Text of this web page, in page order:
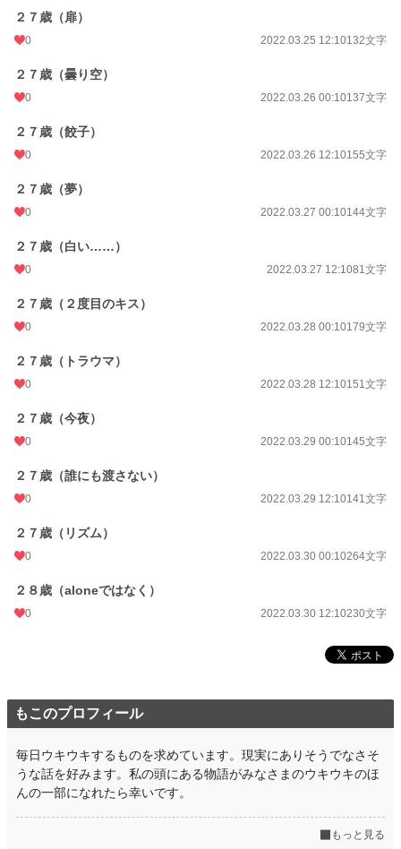
２７歳（扉）
0 2022.03.25 12:10132文字
２７歳（曇り空）
0 2022.03.26 00:10137文字
２７歳（餃子）
0 2022.03.26 12:10155文字
２７歳（夢）
0 2022.03.27 00:10144文字
２７歳（白い……）
0 2022.03.27 12:1081文字
２７歳（２度目のキス）
0 2022.03.28 00:10179文字
２７歳（トラウマ）
0 2022.03.28 12:10151文字
２７歳（今夜）
0 2022.03.29 00:10145文字
２７歳（誰にも渡さない）
0 2022.03.29 12:10141文字
２７歳（リズム）
0 2022.03.30 00:10264文字
２８歳（aloneではなく）
0 2022.03.30 12:10230文字
もこのプロフィール
毎日ウキウキするものを求めています。現実にありそうでなさそ
うな話を好みます。私の頭にある物語がみなさまのウキウキのほ
んの一部になれたら幸いです。
もっと見る